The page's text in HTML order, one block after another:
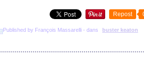
Repost
Published by François Massarelli - dans buster keaton